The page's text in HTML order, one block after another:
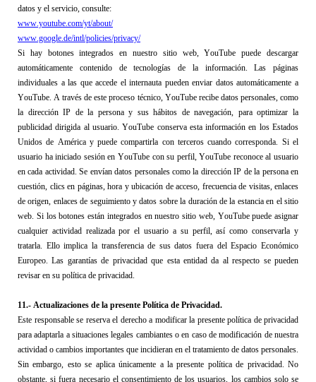
datos y el servicio, consulte:
www.youtube.com/yt/about/
www.google.de/intl/policies/privacy/
Si hay botones integrados en nuestro sitio web, YouTube puede descargar
automáticamente contenido de tecnologías de la información. Las páginas
individuales a las que accede el internauta pueden enviar datos automáticamente a
YouTube. A través de este proceso técnico, YouTube recibe datos personales, como
la dirección IP de la persona y sus hábitos de navegación, para optimizar la
publicidad dirigida al usuario. YouTube conserva esta información en los Estados
Unidos de América y puede compartirla con terceros cuando corresponda. Si el
usuario ha iniciado sesión en YouTube con su perfil, YouTube reconoce al usuario
en cada actividad. Se envían datos personales como la dirección IP de la persona en
cuestión, clics en páginas, hora y ubicación de acceso, frecuencia de visitas, enlaces
de origen, enlaces de seguimiento y datos sobre la duración de la estancia en el sitio
web. Si los botones están integrados en nuestro sitio web, YouTube puede asignar
cualquier actividad realizada por el usuario a su perfil, así como conservarla y
tratarla. Ello implica la transferencia de sus datos fuera del Espacio Económico
Europeo. Las garantías de privacidad que esta entidad da al respecto se pueden
revisar en su política de privacidad.
11.- Actualizaciones de la presente Política de Privacidad.
Este responsable se reserva el derecho a modificar la presente política de privacidad
para adaptarla a situaciones legales cambiantes o en caso de modificación de nuestra
actividad o cambios importantes que incidieran en el tratamiento de datos personales.
Sin embargo, esto se aplica únicamente a la presente política de privacidad. No
obstante, si fuera necesario el consentimiento de los usuarios, los cambios solo se